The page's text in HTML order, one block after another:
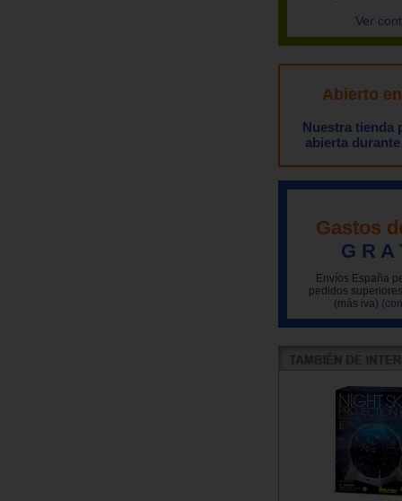
Ver
Abierto
Nuestra tienda
abierta
Gastos
G R A
Envíos España
pedidos
(más iva)